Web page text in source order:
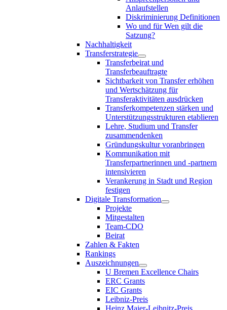
Anlaufstellen
Diskriminierung Definitionen
Wo und für Wen gilt die
Satzung?
Nachhaltigkeit
Transferstrategie
Transferbeirat und
Transferbeauftragte
Sichtbarkeit von Transfer erhöhen
und Wertschätzung für
Transferaktivitäten ausdrücken
Transferkompetenzen stärken und
Unterstützungsstrukturen etablieren
Lehre, Studium und Transfer
zusammendenken
Gründungskultur voranbringen
Kommunikation mit
Transferpartnerinnen und -partnern
intensivieren
Verankerung in Stadt und Region
festigen
Digitale Transformation
Projekte
Mitgestalten
Team-CDO
Beirat
Zahlen & Fakten
Rankings
Auszeichnungen
U Bremen Excellence Chairs
ERC Grants
EIC Grants
Leibniz-Preis
Heinz Maier-Leibnitz-Preis